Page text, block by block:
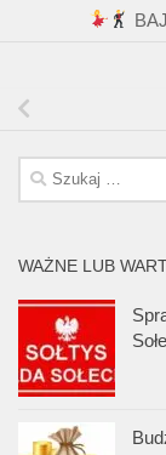
Szukaj:
WAŻNE LUB